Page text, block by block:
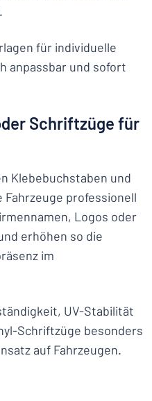
für individuelle
anpassbar und sofort
Schriftzüge für
Klebebuchstaben und
professionell
Logos oder
erhöhen so die
im
UV-Stabilität
Schriftzüge besonders
auf Fahrzeugen.